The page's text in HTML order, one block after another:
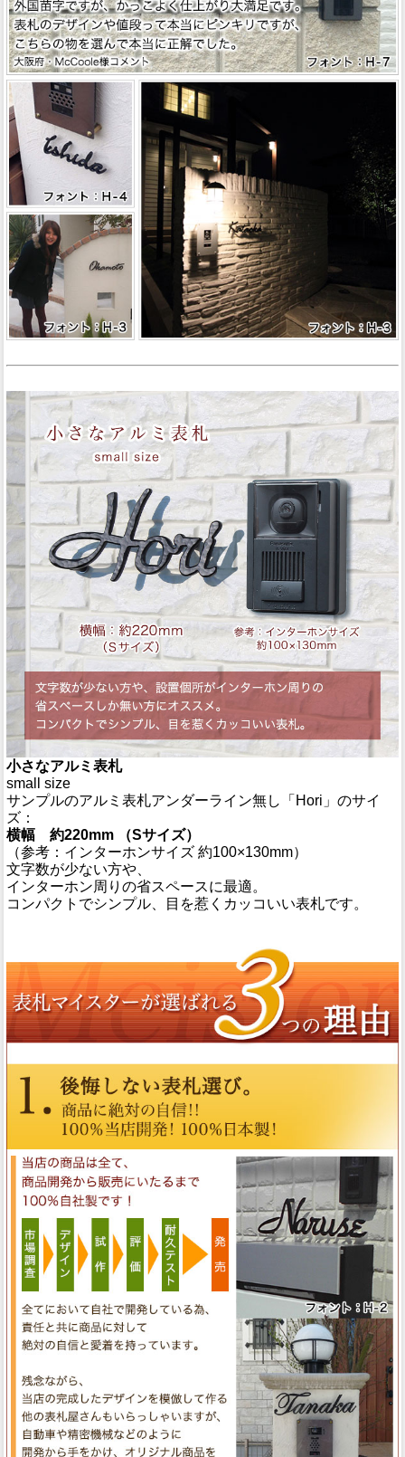
小さなアルミ表札
small size
サンプルのアルミ表札アンダーライン無し「Hori」のサイ
ズ：
横幅 約220mm （Sサイズ）
（参考：インターホンサイズ 約100×130mm）
文字数が少ない方や、
インターホン周りの省スペースに最適。
コンパクトでシンプル、目を惹くカッコいい表札です。